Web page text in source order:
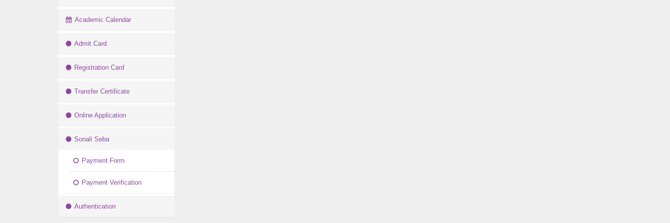
Academic Calendar
Admit Card
Registration Card
Transfer Certificate
Online Application
Sonali Seba
Payment Form
Payment Verification
Authentication